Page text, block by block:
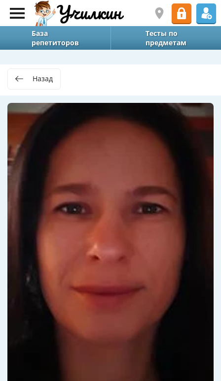
База
репетиторов
Тесты по
предметам
Назад